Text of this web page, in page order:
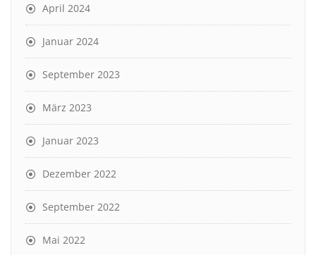
April 2024
Januar 2024
September 2023
März 2023
Januar 2023
Dezember 2022
September 2022
Mai 2022